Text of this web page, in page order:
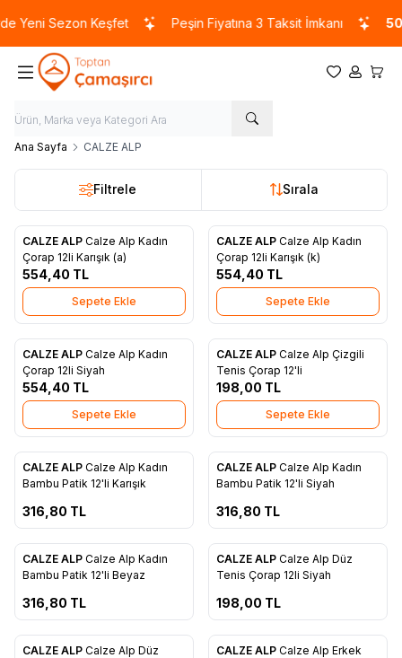
Yeni Sezon Keşfet Peşin Fiyatına 3 Taksit İmkanı
Favorilerim
Hesabım
Ana Sayfa CALZE ALP
Filtrele Sırala
Favorilere Ekle
CALZE ALP Calze Alp Kadın
Çorap 12li Karışık (a)
554,40 TL
Sepete Ekle
Favorilere Ekle
CALZE ALP Calze Alp Kadın
Çorap 12li Karışık (k)
554,40 TL
Sepete Ekle
Favorilere Ekle
CALZE ALP Calze Alp Kadın
Çorap 12li Siyah
554,40 TL
Sepete Ekle
Favorilere Ekle
CALZE ALP Calze Alp Çizgili
Tenis Çorap 12'li
198,00 TL
Sepete Ekle
Favorilere Ekle
CALZE ALP Calze Alp Kadın
Bambu Patik 12'li Karışık
316,80 TL
Favorilere Ekle
Tükendi
CALZE ALP Calze Alp Kadın
Bambu Patik 12'li Siyah
316,80 TL
Favorilere Ekle
CALZE ALP Calze Alp Kadın
Bambu Patik 12'li Beyaz
316,80 TL
Favorilere Ekle
Tükendi
CALZE ALP Calze Alp Düz
Tenis Çorap 12li Siyah
198,00 TL
CALZE ALP Calze Alp Düz
Tükendi
CALZE ALP Calze Alp Erkek